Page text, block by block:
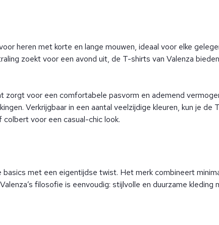
heren met korte en lange mouwen, ideaal voor elke
zoekt voor een avond uit, de T-shirts van Valenza
zorgt voor een comfortabele pasvorm en ademend
Verkrijgbaar in een aantal veelzijdige kleuren, kun je de
voor een casual-chic look.
met een eigentijdse twist. Het merk combineert
filosofie is eenvoudig: stijlvolle en duurzame kleding